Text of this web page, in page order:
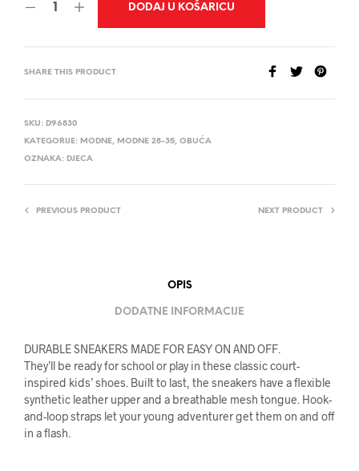
DODAJ U KOŠARICU
SHARE THIS PRODUCT
SKU: D96830
KATEGORIJE: MODNE, MODNE 28-35, OBUĆA
OZNAKA: DJECA
PREVIOUS PRODUCT NEXT PRODUCT
OPIS
DODATNE INFORMACIJE
DURABLE SNEAKERS MADE FOR EASY ON AND OFF.
They’ll be ready for school or play in these classic court-
inspired kids’ shoes. Built to last, the sneakers have a flexible
synthetic leather upper and a breathable mesh tongue. Hook-
and-loop straps let your young adventurer get them on and off
in a flash.